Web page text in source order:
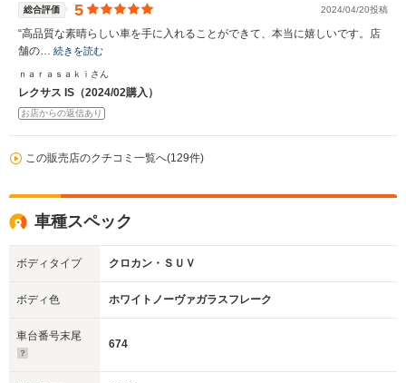
総合評価 5 2024/04/20投稿
“高品質な素晴らしい車を手に入れることができて、本当に嬉しいです。店
舗の… 続きを読む
ｎａｒａｓａｋｉさん
レクサス IS（2024/02購入）
お店からの返信あり
この販売店のクチコミ一覧へ(129件)
車種スペック
ボディタイプ クロカン・ＳＵＶ
ボディ色 ホワイトノーヴァガラスフレーク
車台番号末尾
674